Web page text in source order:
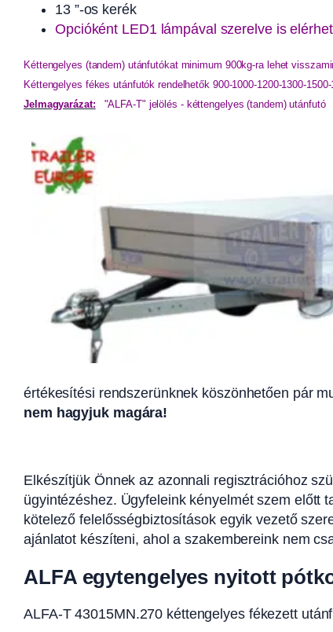
13 ”-os kerék
Opcióként LED1 lámpával szerelve is
Kéttengelyes (tandem) utánfutókat minimum 900kg-ra lehet
Kéttengelyes fékes utánfutók rendelhetők 900-1000-1200-1300-
Jelmagyarázat:
"ALFA-T" jelölés - kéttengelyes (tandem) utánfutó
értékesítési rendszerünknek köszönhetően pár
nem hagyjuk magára!
Elkészítjük Önnek az azonnali regisztrációhoz
ügyintézéshez. Ügyfeleink kényelmét szem előtt
kötelező felelősségbiztosítások egyik vezető
ajánlatot készíteni, ahol a szakembereink nem
ALFA egytengelyes nyitott
ALFA-T 43015MN.270 kéttengelyes fékezett